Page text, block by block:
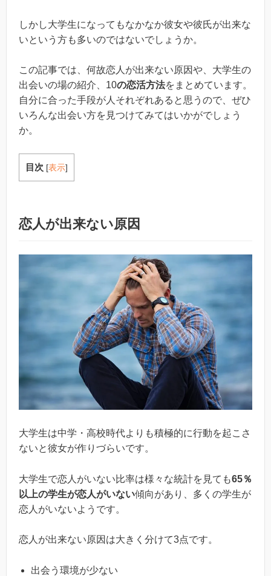
しかし大学生になってもなかなか彼女や彼氏が出来な
いという方も多いのではないでしょうか。
この記事では、何故恋人が出来ない原因や、大学生の
出会いの場の紹介、10の恋活方法をまとめています。
自分に合った手段が人それぞれあると思うので、ぜひ
いろんな出会い方を見つけてみてはいかがでしょう
か。
目次 [表示]
恋人が出来ない原因
大学生は中学・高校時代よりも積極的に行動を起こさ
ないと彼女が作りづらいです。
大学生で恋人がいない比率は様々な統計を見ても65％
以上の学生が恋人がいない傾向があり、多くの学生が
恋人がいないようです。
恋人が出来ない原因は大きく分けて3点です。
出会う環境が少ない